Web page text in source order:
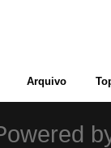
Arquivo